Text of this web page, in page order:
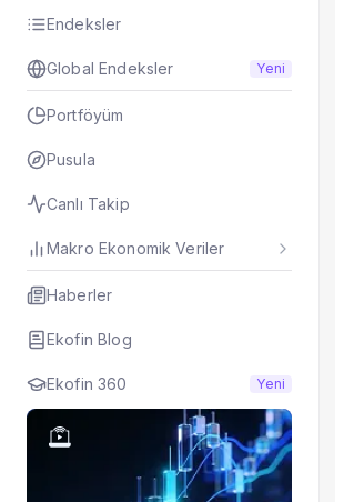
Endeksler
Global Endeksler Yeni
Portföyüm
Pusula
Canlı Takip
Makro Ekonomik Veriler
Haberler
Ekofin Blog
Ekofin 360 Yeni